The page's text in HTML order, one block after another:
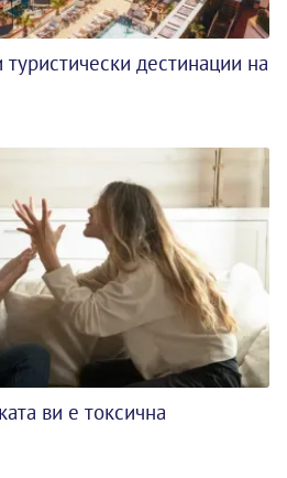
дестинации на
ви е токсична